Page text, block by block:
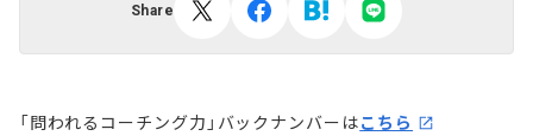
Share
「問われるコーチング力」バックナンバーはこちら